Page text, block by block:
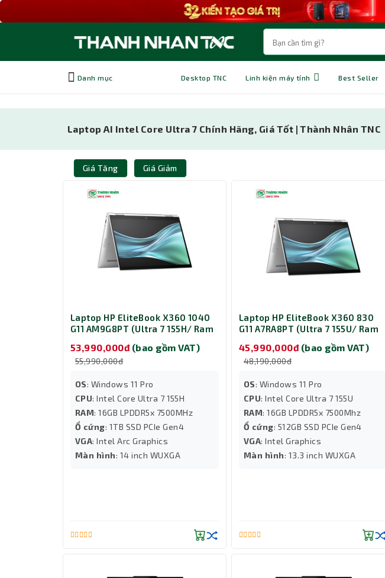
Danh mục Desktop TNC Linh kiện máy tính Best Seller
Laptop AI Intel Core Ultra 7 Chính Hãng, Giá Tốt | Thành Nhân TNC
Giá Tăng Giá Giảm
Laptop HP EliteBook X360 1040
G11 AM9G8PT (Ultra 7 155H/ Ram
11 Pro/ 3Y/ Bạc)
53,990,000đ (bao gồm VAT)
55,990,000đ
OS: Windows 11 Pro
CPU: Intel Core Ultra 7 155H
RAM: 16GB LPDDR5x 7500MHz
Ổ cứng: 1TB SSD PCIe Gen4
VGA: Intel Arc Graphics
Màn hình: 14 inch WUXGA
Laptop HP EliteBook X360 830
G11 A7RA8PT (Ultra 7 155U/ Ram
Windows 11 Pro/ 3Y/ Bạc)
45,990,000đ (bao gồm VAT)
48,190,000đ
OS: Windows 11 Pro
CPU: Intel Core Ultra 7 155U
RAM: 16GB LPDDR5x 7500Mhz
Ổ cứng: 512GB SSD PCIe Gen4
VGA: Intel Graphics
Màn hình: 13.3 inch WUXGA